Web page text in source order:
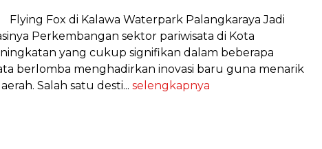
Flying Fox di Kalawa Waterpark Palangkaraya Jadi
Perkembangan sektor pariwisata di Kota
yang cukup signifikan dalam beberapa
berlomba menghadirkan inovasi baru guna menarik
Salah satu desti... selengkapnya